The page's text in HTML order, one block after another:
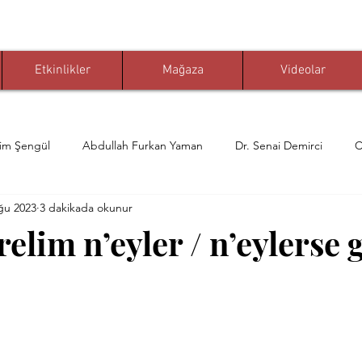
Etkinlikler Mağaza Videolar
Şengül Abdullah Furkan Yaman Dr. Senai Demirci
Karaoğlu Muhammed Nuri Çelikkaya
n’eyler / n’eylerse
2023 3 dakikada okunur